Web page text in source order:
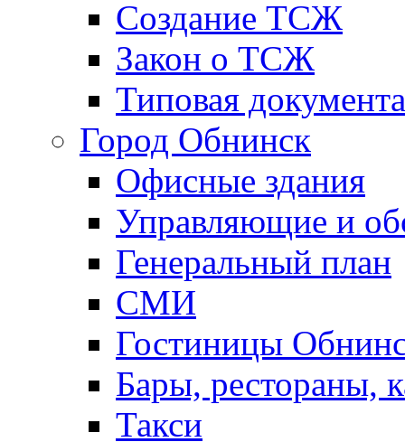
Создание ТСЖ
Закон о ТСЖ
Типовая
Город Обнинск
Офисные здания
Управляющие и
Генеральный план
СМИ
Гостиницы
Бары, рестораны,
Такси